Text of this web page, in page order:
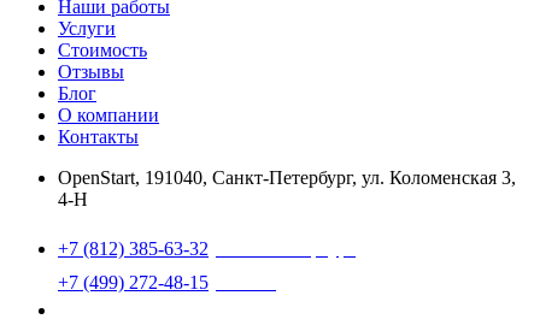
Наши работы
Услуги
Стоимость
Отзывы
Блог
О компании
Контакты
OpenStart, 191040, Санкт-Петербург, ул. Коломенская 3,
4-Н
+7 (812) 385-63-32
+7 (499) 272-48-15